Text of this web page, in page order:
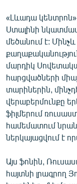
«Լևադա
Ստալինի
մեծանում է:
մարդիկ
հարցվածների
տարիներին,
վերաբերմունքը
ֆիլմերում
համեմատում
ներկայացվում է
Այս ֆոնին,
հայտնի լրագրող